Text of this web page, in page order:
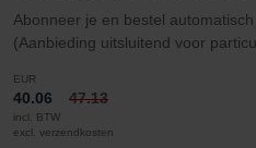
Abonneer je en bestel
(Aanbieding uitsluitend voor
EUR
40.06 47.13
incl. BTW
excl. verzendkosten